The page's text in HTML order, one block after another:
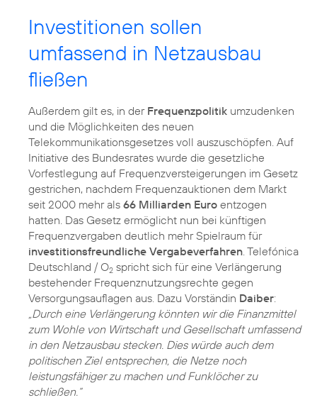
Investitionen sollen
umfassend in Netzausbau
fließen
Außerdem gilt es, in der Frequenzpolitik umzudenken
und die Möglichkeiten des neuen
Telekommunikationsgesetzes voll auszuschöpfen. Auf
Initiative des Bundesrates wurde die gesetzliche
Vorfestlegung auf Frequenzversteigerungen im Gesetz
gestrichen, nachdem Frequenzauktionen dem Markt
seit 2000 mehr als 66 Milliarden Euro entzogen
hatten. Das Gesetz ermöglicht nun bei künftigen
Frequenzvergaben deutlich mehr Spielraum für
investitionsfreundliche Vergabeverfahren. Telefónica
Deutschland / O2 spricht sich für eine Verlängerung
bestehender Frequenznutzungsrechte gegen
Versorgungsauflagen aus. Dazu Vorständin Daiber:
„Durch eine Verlängerung könnten wir die Finanzmittel
zum Wohle von Wirtschaft und Gesellschaft umfassend
in den Netzausbau stecken. Dies würde auch dem
politischen Ziel entsprechen, die Netze noch
leistungsfähiger zu machen und Funklöcher zu
schließen.“